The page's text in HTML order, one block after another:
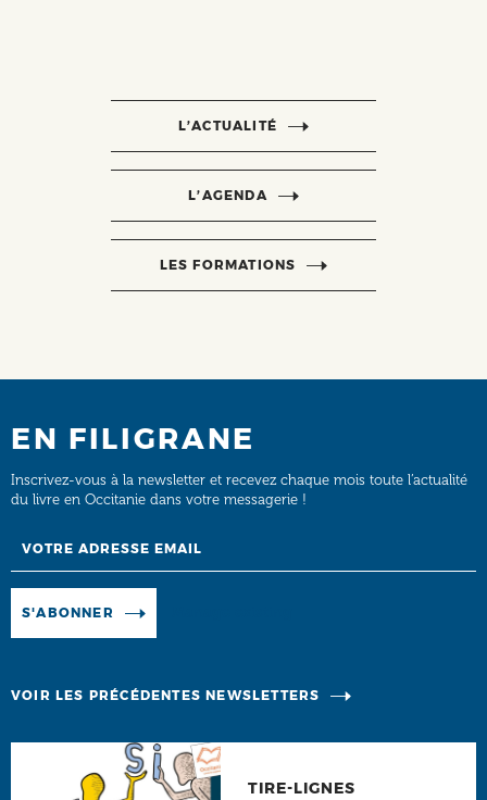
L’ACTUALITÉ
L’AGENDA
LES FORMATIONS
EN FILIGRANE
Inscrivez-vous à la newsletter et recevez chaque mois toute l’actualité
du livre en Occitanie dans votre messagerie !
S'ABONNER
VOIR LES PRÉCÉDENTES NEWSLETTERS
TIRE-LIGNES